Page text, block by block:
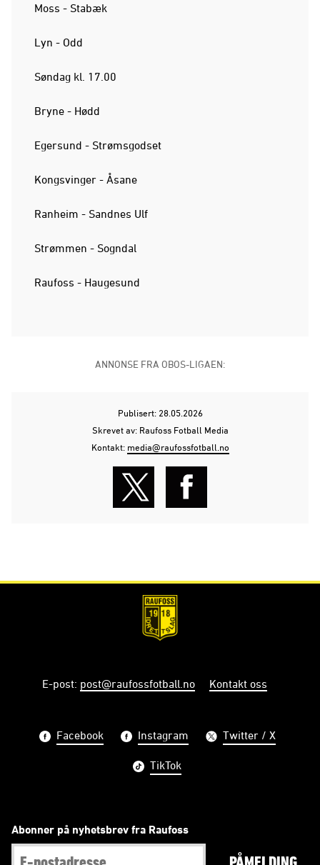
Moss - Stabæk
Lyn - Odd
Søndag kl. 17.00
Bryne - Hødd
Egersund - Strømsgodset
Kongsvinger - Åsane
Ranheim - Sandnes Ulf
Strømmen - Sogndal
Raufoss - Haugesund
ANNONSE FRA OBOS-LIGAEN:
Publisert: 28.05.2026
Skrevet av: Raufoss Fotball Media
Kontakt: media@raufossfotball.no
E-post: post@raufossfotball.no Kontakt oss
Facebook Instagram Twitter / X
TikTok
Abonner på nyhetsbrev fra Raufoss
PÅMELDING